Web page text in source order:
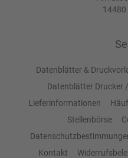
Datenblätter &
Datenblätter Drucker
Lieferinformationen
Stellenbörse
Kontakt